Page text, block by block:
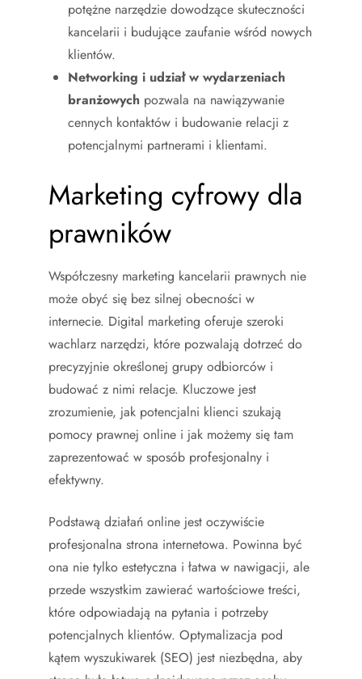
potężne narzędzie dowodzące skuteczności
kancelarii i budujące zaufanie wśród nowych
klientów.
Networking i udział w wydarzeniach
branżowych pozwala na nawiązywanie
cennych kontaktów i budowanie relacji z
potencjalnymi partnerami i klientami.
Marketing cyfrowy dla
prawników
Współczesny marketing kancelarii prawnych nie
może obyć się bez silnej obecności w
internecie. Digital marketing oferuje szeroki
wachlarz narzędzi, które pozwalają dotrzeć do
precyzyjnie określonej grupy odbiorców i
budować z nimi relacje. Kluczowe jest
zrozumienie, jak potencjalni klienci szukają
pomocy prawnej online i jak możemy się tam
zaprezentować w sposób profesjonalny i
efektywny.
Podstawą działań online jest oczywiście
profesjonalna strona internetowa. Powinna być
ona nie tylko estetyczna i łatwa w nawigacji, ale
przede wszystkim zawierać wartościowe treści,
które odpowiadają na pytania i potrzeby
potencjalnych klientów. Optymalizacja pod
kątem wyszukiwarek (SEO) jest niezbędna, aby